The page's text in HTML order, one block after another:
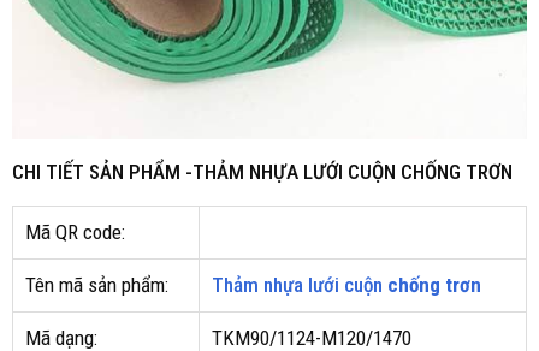
CHI TIẾT SẢN PHẨM -THẢM NHỰA LƯỚI CUỘN CHỐNG TRƠN
Mã QR code:
Tên mã sản phẩm: Thảm nhựa lưới cuộn chống trơn
Mã dạng: TKM90/1124-M120/1470